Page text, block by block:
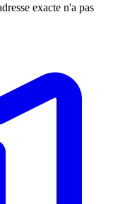
exacte n'a pas